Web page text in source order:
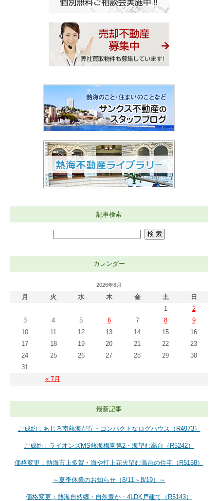
記事検索
カレンダー
2026年8月
月 火 水 木 金 土 日
« 7月
1
2
3
4 5 6 7 8
9
10
11 12 13 14 15
16
17
18 19 20 21 22
23
24
25 26 27 28 29
30
31
最新記事
ご成約：あじろ南熱海が丘・コンパクトなログハウス（R4973）
ご成約：ライオンズMS熱海梅園第2・海望む高台（R5242）
価格変更：熱海市上多賀・海や打上花火望む高台の住宅（R5158）
～夏季休業のお知らせ（8/11～8/19）～
価格変更：熱海自然郷・自然豊か・4LDK戸建て（R5143）